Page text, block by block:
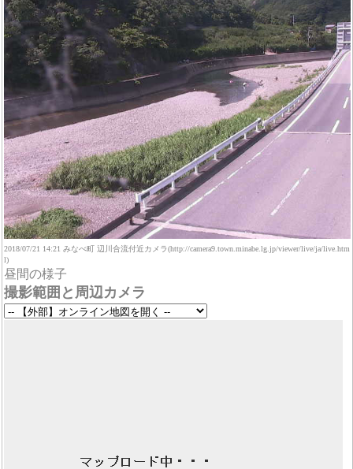
2018/07/21 14:21 みなべ町 辺川合流付近カメラ(http://camera9.town.minabe.lg.jp/viewer/live/ja/live.htm
l)
昼間の様子
撮影範囲と周辺カメラ